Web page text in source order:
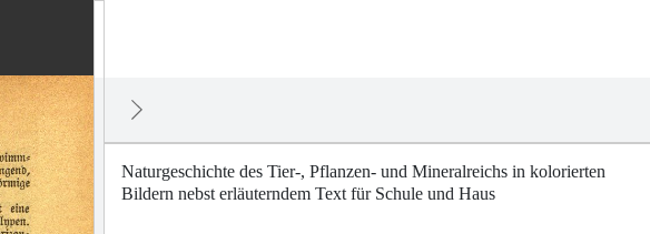
Naturgeschichte des Tier-, Pflanzen- und Mineralreichs in kolorierten
Bildern nebst erläuterndem Text für Schule und Haus